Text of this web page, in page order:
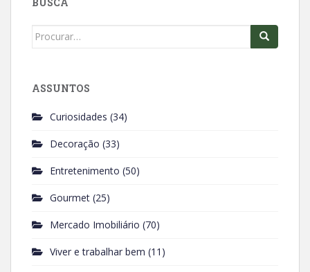
o
Search
ASSUNTOS
Curiosidades (34)
Decoração (33)
Entretenimento (50)
Gourmet (25)
Mercado Imobiliário (70)
Viver e trabalhar bem (11)